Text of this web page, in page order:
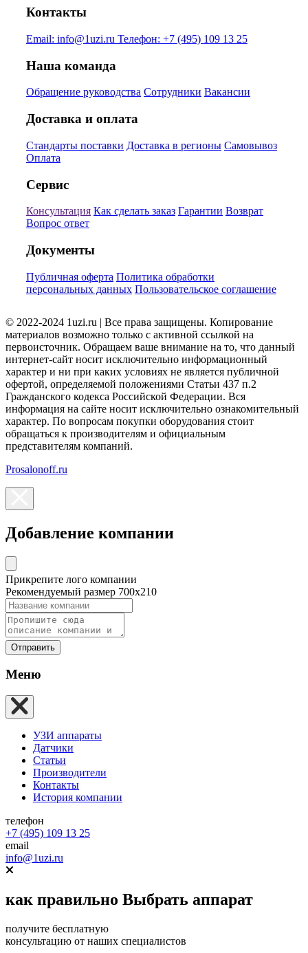
Контакты
Email: info@1uzi.ru Телефон: +7 (495) 109 13 25
Наша команда
Обращение руководства Сотрудники Вакансии
Доставка и оплата
Стандарты поставки Доставка в регионы Самовывоз
Оплата
Сервис
Консультация Как сделать заказ Гарантии Возврат
Вопрос ответ
Документы
Публичная оферта Политика обработки
персональных данных Пользовательское соглашение
© 2022-2024 1uzi.ru | Все права защищены. Копирование
материалов возможно только с активной ссылкой на
первоисточник. Обращаем ваше внимание на то, что данный
интернет-сайт носит исключительно информационный
характер и ни при каких условиях не является публичной
офертой, определяемой положениями Статьи 437 п.2
Гражданского кодекса Российской Федерации. Вся
информация на сайте носит исключительно ознакомительный
характер. По вопросам покупки оборудования стоит
обращаться к производителям и официальным
представителям компаний.
Prosalonoff.ru
Добавление компании
Прикрепите лого компании
Рекомендуемый размер 700х210
Отправить
Меню
УЗИ аппараты
Датчики
Статьи
Производители
Контакты
История компании
телефон
+7 (495) 109 13 25
email
info@1uzi.ru
как правильно Выбрать аппарат
получите бесплатную
консультацию от наших специалистов